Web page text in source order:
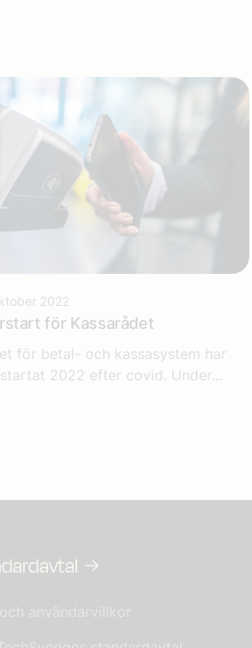
2022
för Kassarådet
för betal- och kassasystem har
2022 efter covid. Under...
användarvillkor